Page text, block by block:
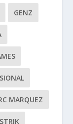
GENZ
MARQUEZ